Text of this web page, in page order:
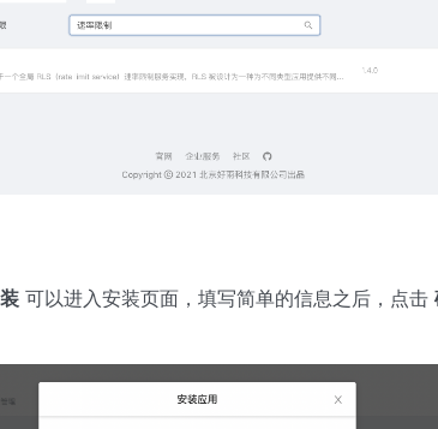
可以进入安装页面，填写简单的信息之后，点击